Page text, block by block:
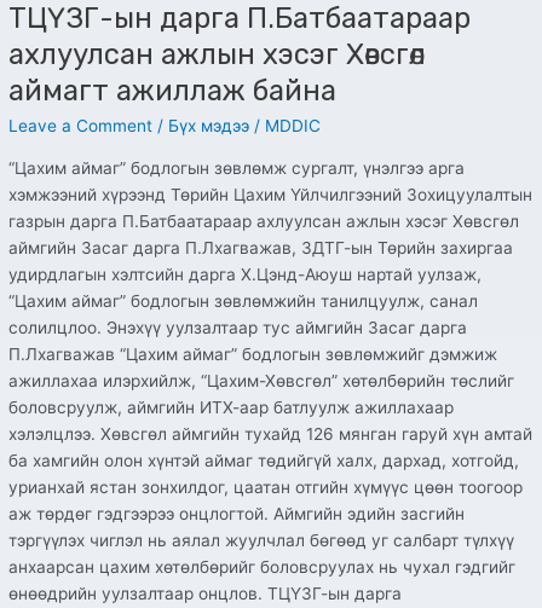
ТЦҮЗГ-ын дарга П.Батбаатараар
ахлуулсан ажлын хэсэг Хөвсгөл
аймагт ажиллаж байна
Leave a Comment / Бүх мэдээ / MDDIC
“Цахим аймаг” бодлогын зөвлөмж сургалт, үнэлгээ арга
хэмжээний хүрээнд Төрийн Цахим Үйлчилгээний Зохицуулалтын
газрын дарга П.Батбаатараар ахлуулсан ажлын хэсэг Хөвсгөл
аймгийн Засаг дарга П.Лхагважав, ЗДТГ-ын Төрийн захиргаа
удирдлагын хэлтсийн дарга Х.Цэнд-Аюуш нартай уулзаж,
“Цахим аймаг” бодлогын зөвлөмжийн танилцуулж, санал
солилцлоо. Энэхүү уулзалтаар тус аймгийн Засаг дарга
П.Лхагважав “Цахим аймаг” бодлогын зөвлөмжийг дэмжиж
ажиллахаа илэрхийлж, “Цахим-Хөвсгөл” хөтөлбөрийн төслийг
боловсруулж, аймгийн ИТХ-аар батлуулж ажиллахаар
хэлэлцлээ. Хөвсгөл аймгийн тухайд 126 мянган гаруй хүн амтай
ба хамгийн олон хүнтэй аймаг төдийгүй халх, дархад, хотгойд,
урианхай ястан зонхилдог, цаатан отгийн хүмүүс цөөн тоогоор
аж төрдөг гэдгээрээ онцлогтой. Аймгийн эдийн засгийн
тэргүүлэх чиглэл нь аялал жуулчлал бөгөөд уг салбарт түлхүү
анхаарсан цахим хөтөлбөрийг боловсруулах нь чухал гэдгийг
өнөөдрийн уулзалтаар онцлов. ТЦҮЗГ-ын дарга